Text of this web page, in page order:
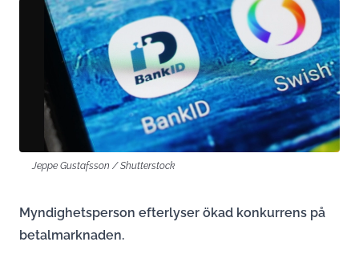
Jeppe Gustafsson / Shutterstock
Myndighetsperson efterlyser ökad konkurrens på
betalmarknaden.